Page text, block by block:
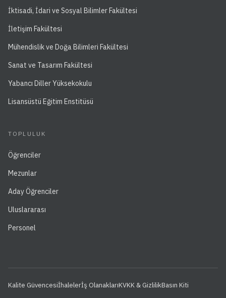
İktisadi, İdari ve Sosyal Bilimler Fakültesi
İletişim Fakültesi
Mühendislik ve Doğa Bilimleri Fakültesi
Sanat ve Tasarım Fakültesi
Yabancı Diller Yüksekokulu
Lisansüstü Eğitim Enstitüsü
TOPLULUK
Öğrenciler
Mezunlar
Aday Öğrenciler
Uluslararası
Personel
Kalite Güvencesiİhalelerİş OlanaklarıKVKK & GizlilikBasın Kiti